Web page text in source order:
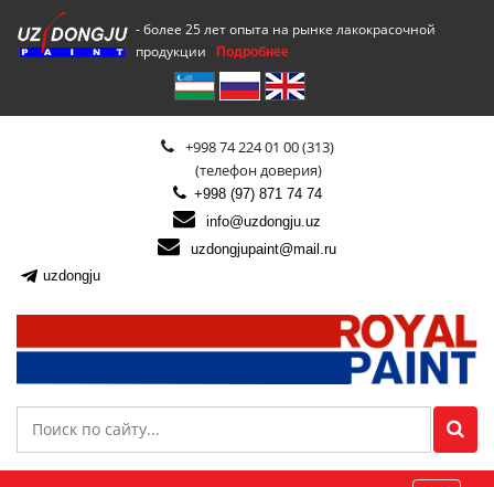
- более 25 лет опыта на рынке лакокрасочной
продукции
Подробнее
+998 74 224 01 00 (313)
(телефон доверия)
+998 (97) 871 74 74
info@uzdongju.uz
uzdongjupaint@mail.ru
uzdongju